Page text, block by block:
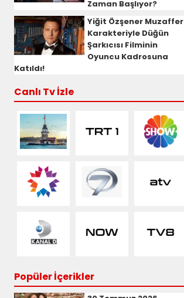
Zaman Başlıyor?
Yiğit Özşener Muzaffer
Karakteriyle Düğün
Şarkıcısı Filminin
Oyuncu Kadrosuna
Katıldı!
Canlı Tv İzle
Popüler İçerikler